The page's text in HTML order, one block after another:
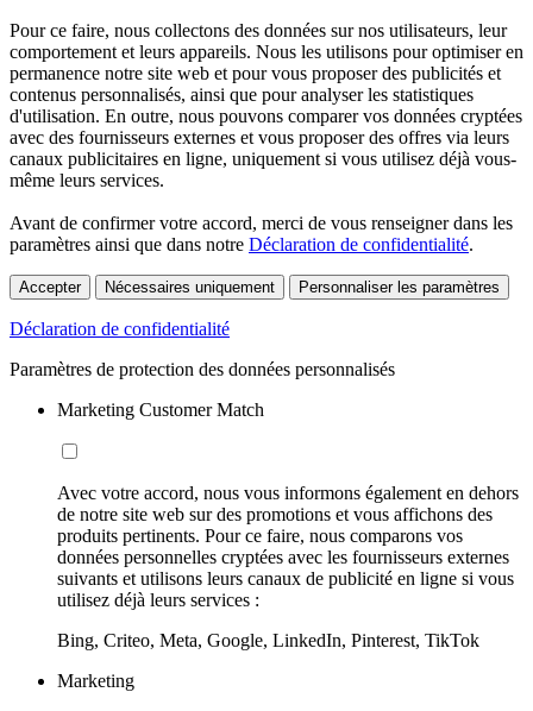
Pour ce faire, nous collectons des données sur nos utilisateurs, leur
comportement et leurs appareils. Nous les utilisons pour optimiser en
permanence notre site web et pour vous proposer des publicités et
contenus personnalisés, ainsi que pour analyser les statistiques
d'utilisation. En outre, nous pouvons comparer vos données cryptées
avec des fournisseurs externes et vous proposer des offres via leurs
canaux publicitaires en ligne, uniquement si vous utilisez déjà vous-
même leurs services.
Avant de confirmer votre accord, merci de vous renseigner dans les
paramètres ainsi que dans notre Déclaration de confidentialité.
Accepter Nécessaires uniquement Personnaliser les paramètres
Déclaration de confidentialité
Paramètres de protection des données personnalisés
Marketing Customer Match
Avec votre accord, nous vous informons également en dehors
de notre site web sur des promotions et vous affichons des
produits pertinents. Pour ce faire, nous comparons vos
données personnelles cryptées avec les fournisseurs externes
suivants et utilisons leurs canaux de publicité en ligne si vous
utilisez déjà leurs services :
Bing, Criteo, Meta, Google, LinkedIn, Pinterest, TikTok
Marketing